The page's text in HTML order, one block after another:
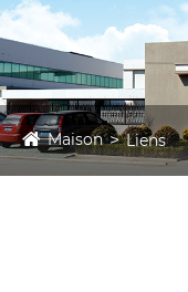
Maison Liens